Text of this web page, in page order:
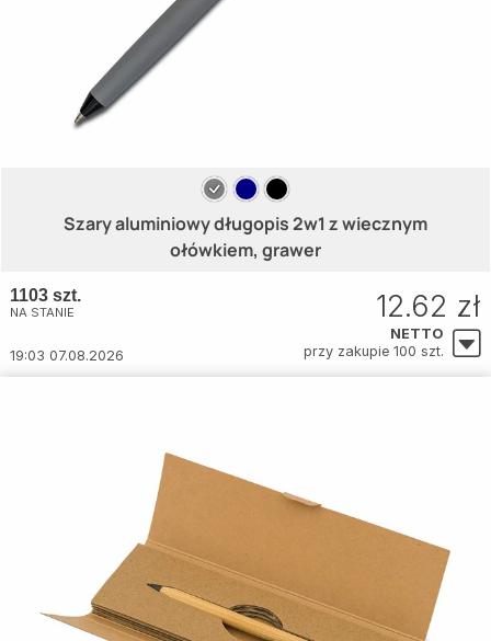
Szary aluminiowy długopis 2w1 z wiecznym
ołówkiem, grawer
1103 szt.
NA STANIE
19:03 07.08.2026
12.62 zł
NETTO
przy zakupie 100 szt.